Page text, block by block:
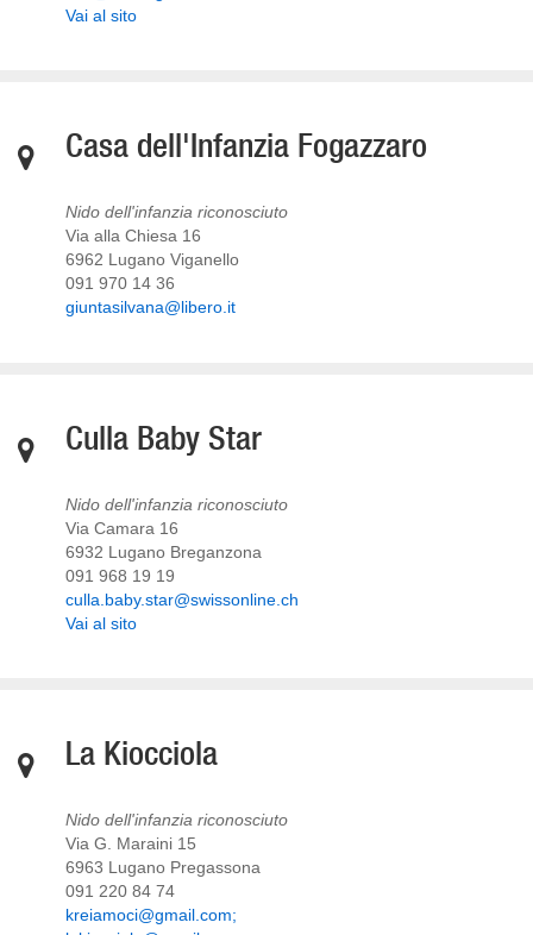
Vai al sito
Casa dell'Infanzia Fogazzaro
Nido dell'infanzia riconosciuto
Via alla Chiesa 16
6962 Lugano Viganello
091 970 14 36
giuntasilvana@libero.it
Culla Baby Star
Nido dell'infanzia riconosciuto
Via Camara 16
6932 Lugano Breganzona
091 968 19 19
culla.baby.star@swissonline.ch
Vai al sito
La Kiocciola
Nido dell'infanzia riconosciuto
Via G. Maraini 15
6963 Lugano Pregassona
091 220 84 74
kreiamoci@gmail.com;